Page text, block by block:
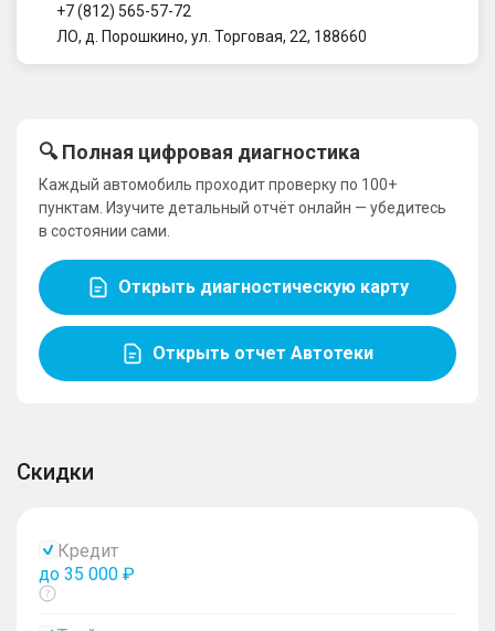
+7 (812) 565-57-72
ЛО, д. Порошкино, ул. Торговая, 22, 188660
🔍 Полная цифровая диагностика
Каждый автомобиль проходит проверку по 100+
пунктам. Изучите детальный отчёт онлайн — убедитесь
в состоянии сами.
Открыть диагностическую карту
Открыть отчет Автотеки
Скидки
Кредит
до 35 000 ₽
Показать